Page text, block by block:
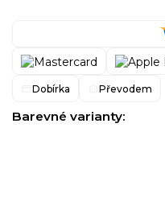
Dobírka Převodem
Barevné varianty: